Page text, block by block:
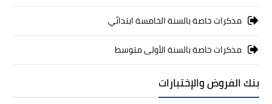
مذكرات خاصة بالسنة الخامسة ابتدائي
مذكرات خاصة بالسنة الأولى متوسط
بنك الفروض والإختبارات